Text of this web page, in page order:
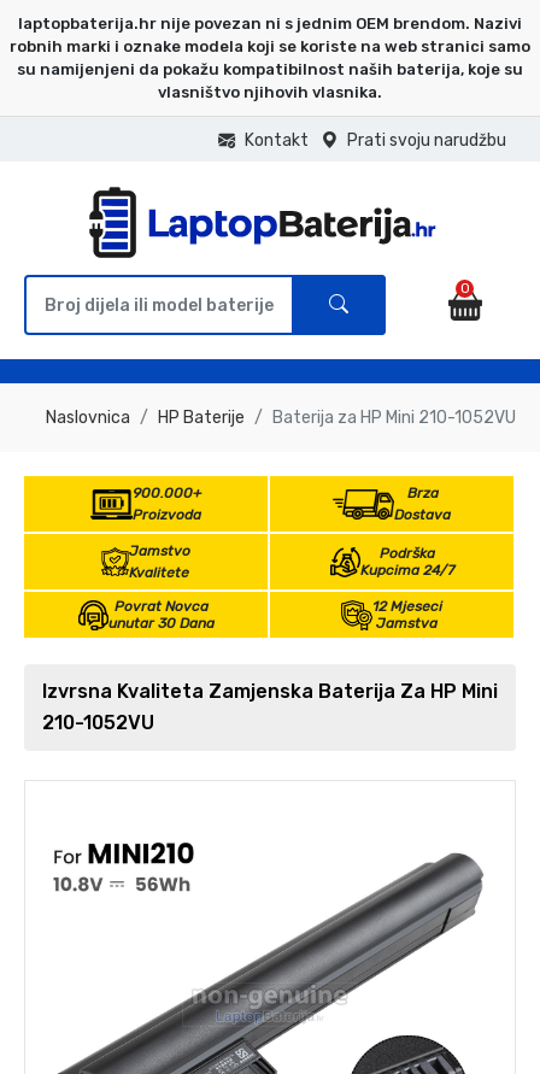
laptopbaterija.hr nije povezan ni s jednim OEM brendom. Nazivi
robnih marki i oznake modela koji se koriste na web stranici samo
su namijenjeni da pokažu kompatibilnost naših baterija, koje su
vlasništvo njihovih vlasnika.
Prati svoju narudžbu
Kontakt
0
Naslovnica HP Baterije Baterija za HP Mini 210-1052VU
900.000+
Proizvoda
Brza
Dostava
Jamstvo
Kvalitete
Podrška
Kupcima 24/7
Povrat Novca
unutar 30 Dana
12 Mjeseci
Jamstva
Izvrsna Kvaliteta Zamjenska Baterija Za HP Mini
210-1052VU